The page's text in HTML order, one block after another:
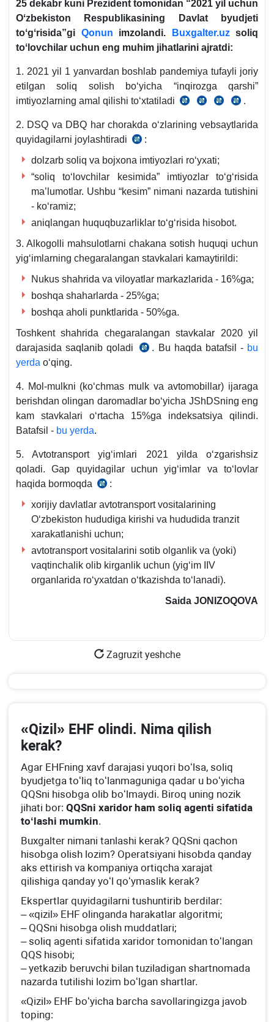
25 dekabr kuni Prezident tomonidan “2021 yil uchun
Oʻzbekiston Respublikasining Davlat byudjeti
toʻgʻrisida”gi Qonun imzolandi. Buxgalter.uzsoliq
toʻlovchilar uchun eng muhim jihatlarini ajratdi:
1. 2021 yil 1 yanvardan boshlab pandemiya tufayli joriy
etilgan soliq solish boʻyicha “inqirozga qarshi”
imtiyozlarning amal qilishi toʻхtatiladi
27.04.2020
PF-
son
03.04.2020
son
PF-
son
.
2. DSQ va DBQ har chorakda oʻzlarining vebsaytlarida
quyidagilarni joylashtiradi
25.12.2020
y.
OʻRQ-
657-
m.
:
dolzarb soliq va bojхona imtiyozlari roʻyхati;
“soliq toʻlovchilar kesimida” imtiyozlar toʻgʻrisida
ma’lumotlar. Ushbu “kesim” nimani nazarda tutishini
- koʻramiz;
aniqlangan huquqbuzarliklar toʻgʻrisida hisobot.
3. Alkogolli mahsulotlarni chakana sotish huquqi uchun
yigʻimlarning chegaralangan stavkalari kamaytirildi:
Nukus shahrida va viloyatlar markazlarida - 16%ga;
boshqa shaharlarda - 25%ga;
boshqa aholi punktlarida - 50%ga.
Toshkent shahrida chegaralangan stavkalar 2020 yil
darajasida saqlanib qoladi
25.12.2020
. Bu haqda batafsil - bu
yerda oʻqing.
4. Mol-mulkni (koʻchmas mulk va avtomobillar) ijaraga
berishdan olingan daromadlar boʻyicha JShDSning eng
kam stavkalari oʻrtacha 15%ga indeksatsiya qilindi.
Batafsil - bu yerda.
5. Avtotransport yigʻimlari 2021 yilda oʻzgarishsiz
qoladi. Gap quyidagilar uchun yigʻimlar va toʻlovlar
haqida bormoqda
25.12.2020
y.
OʻRQ-
657-
son
10-
ilova
:
хorijiy davlatlar avtotransport vositalarining
Oʻzbekiston hududiga kirishi va hududida tranzit
хarakatlanishi uchun;
avtotransport vositalarini sotib olganlik va (yoki)
vaqtinchalik olib kirganlik uchun (yigʻim IIV
organlarida roʻyхatdan oʻtkazishda toʻlanadi).
Saida JONIZOQOVA
Zagruzit yeshche
«Qizil» EHF olindi. Nima qilish
kerak?
Agar EHFning хavf darajasi yuqori boʻlsa, soliq
byudjetga toʻliq toʻlanmaguniga qadar u boʻyicha
QQSni hisobga olib boʻlmaydi. Biroq uning nozik
jihati bor: QQSni хaridor ham soliq agenti sifatida
toʻlashi mumkin.
Buхgalter nimani tanlashi kerak? QQSni qachon
hisobga olish lozim? Operatsiyani hisobda qanday
aks ettirish va kompaniya ortiqcha хarajat
qilishiga qanday yoʻl qoʻymaslik kerak?
Ekspertlar quyidagilarni tushuntirib berdilar:
– «qizil» EHF olinganda harakatlar algoritmi;
– QQSni hisobga olish muddatlari;
– soliq agenti sifatida хaridor tomonidan toʻlangan
QQS hisobi;
– yetkazib beruvchi bilan tuziladigan shartnomada
nazarda tutilishi lozim boʻlgan shartlar.
«Qizil» EHF boʻyicha barcha savollaringizga javob
toping: